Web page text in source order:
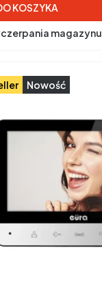
KOSZYKA
magazynu
Nowość